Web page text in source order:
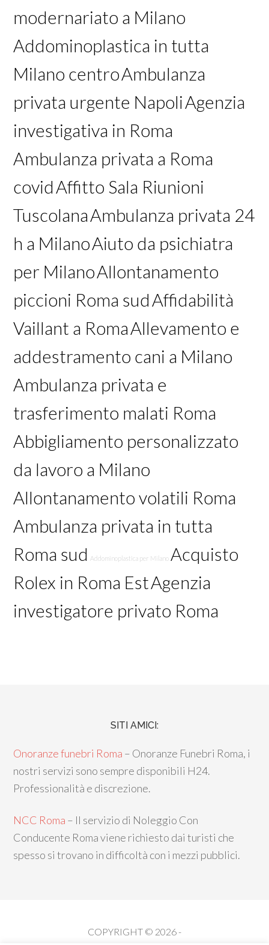
modernariato a Milano
Addominoplastica in tutta
Milano centroAmbulanza
privata urgente NapoliAgenzia
investigativa in Roma
Ambulanza privata a Roma
covidAffitto Sala Riunioni
TuscolanaAmbulanza privata 24
h a MilanoAiuto da psichiatra
per MilanoAllontanamento
piccioni Roma sudAffidabilità
Vaillant a RomaAllevamento e
addestramento cani a Milano
Ambulanza privata e
trasferimento malati Roma
Abbigliamento personalizzato
da lavoro a Milano
Allontanamento volatili Roma
Ambulanza privata in tutta
Roma sud Addominoplastica per Milano Acquisto
Rolex in Roma EstAgenzia
investigatore privato Roma
SITI AMICI:
Onoranze funebri Roma – Onoranze Funebri Roma, i
nostri servizi sono sempre disponibili H24.
Professionalità e discrezione.
NCC Roma – Il servizio di Noleggio Con
Conducente Roma viene richiesto dai turisti che
spesso si trovano in difficoltà con i mezzi pubblici.
COPYRIGHT © 2026 -